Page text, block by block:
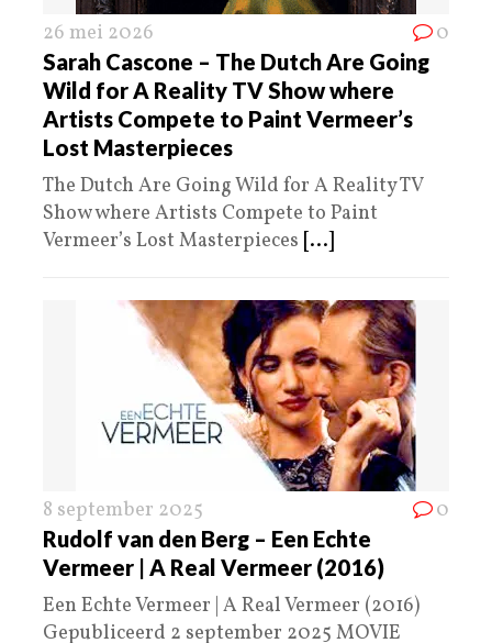
26 mei 2026 0
Sarah Cascone – The Dutch Are Going
Wild for A Reality TV Show where
Artists Compete to Paint Vermeer’s
Lost Masterpieces
The Dutch Are Going Wild for A Reality TV
Show where Artists Compete to Paint
Vermeer’s Lost Masterpieces [...]
8 september 2025 0
Rudolf van den Berg – Een Echte
Vermeer | A Real Vermeer (2016)
Een Echte Vermeer | A Real Vermeer (2016)
Gepubliceerd 2 september 2025 MOVIE